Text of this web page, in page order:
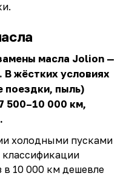
масла Jolion —
В жёстких условиях
поездки, пыль)
500–10 000 км,
холодными пусками
в 10 000 км дешевле